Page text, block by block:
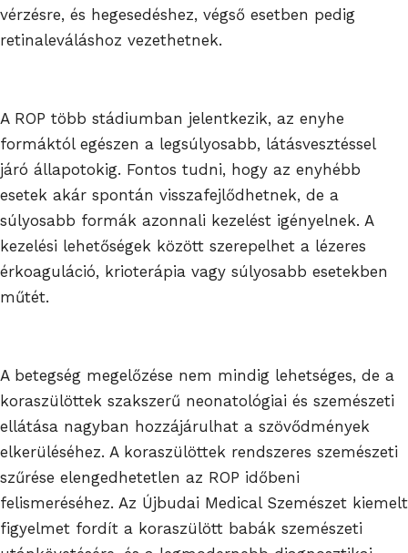
vérzésre, és hegesedéshez, végső esetben pedig
retinaleváláshoz vezethetnek.
A ROP több stádiumban jelentkezik, az enyhe
formáktól egészen a legsúlyosabb, látásvesztéssel
járó állapotokig. Fontos tudni, hogy az enyhébb
esetek akár spontán visszafejlődhetnek, de a
súlyosabb formák azonnali kezelést igényelnek. A
kezelési lehetőségek között szerepelhet a lézeres
érkoaguláció, krioterápia vagy súlyosabb esetekben
műtét.
A betegség megelőzése nem mindig lehetséges, de a
koraszülöttek szakszerű neonatológiai és szemészeti
ellátása nagyban hozzájárulhat a szövődmények
elkerüléséhez. A koraszülöttek rendszeres szemészeti
szűrése elengedhetetlen az ROP időbeni
felismeréséhez. Az Újbudai Medical Szemészet kiemelt
figyelmet fordít a koraszülött babák szemészeti